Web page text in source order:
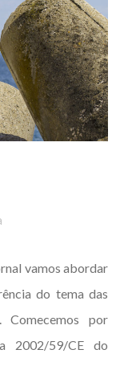
vamos abordar
do tema das
Comecemos por
2002/59/CE do